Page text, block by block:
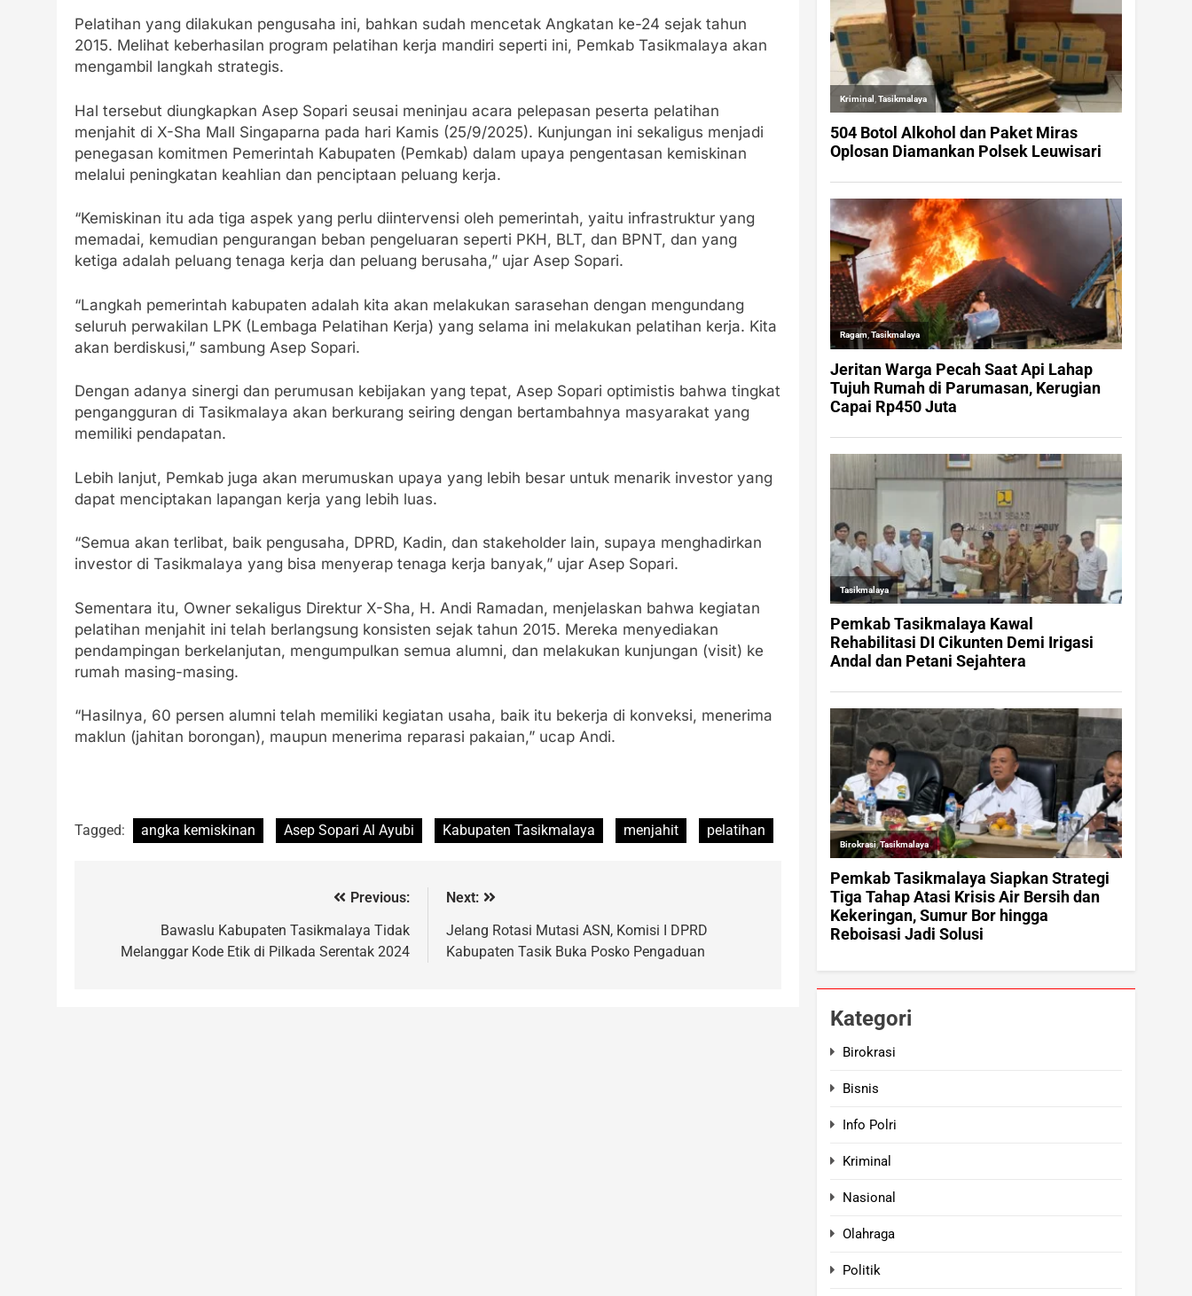
Pelatihan yang dilakukan pengusaha ini, bahkan sudah mencetak Angkatan ke-24 sejak tahun
2015. Melihat keberhasilan program pelatihan kerja mandiri seperti ini, Pemkab Tasikmalaya akan
mengambil langkah strategis.
Hal tersebut diungkapkan Asep Sopari seusai meninjau acara pelepasan peserta pelatihan
menjahit di X-Sha Mall Singaparna pada hari Kamis (25/9/2025). Kunjungan ini sekaligus menjadi
penegasan komitmen Pemerintah Kabupaten (Pemkab) dalam upaya pengentasan kemiskinan
melalui peningkatan keahlian dan penciptaan peluang kerja.
“Kemiskinan itu ada tiga aspek yang perlu diintervensi oleh pemerintah, yaitu infrastruktur yang
memadai, kemudian pengurangan beban pengeluaran seperti PKH, BLT, dan BPNT, dan yang
ketiga adalah peluang tenaga kerja dan peluang berusaha,” ujar Asep Sopari.
“Langkah pemerintah kabupaten adalah kita akan melakukan sarasehan dengan mengundang
seluruh perwakilan LPK (Lembaga Pelatihan Kerja) yang selama ini melakukan pelatihan kerja. Kita
akan berdiskusi,” sambung Asep Sopari.
Dengan adanya sinergi dan perumusan kebijakan yang tepat, Asep Sopari optimistis bahwa tingkat
pengangguran di Tasikmalaya akan berkurang seiring dengan bertambahnya masyarakat yang
memiliki pendapatan.
Lebih lanjut, Pemkab juga akan merumuskan upaya yang lebih besar untuk menarik investor yang
dapat menciptakan lapangan kerja yang lebih luas.
“Semua akan terlibat, baik pengusaha, DPRD, Kadin, dan stakeholder lain, supaya menghadirkan
investor di Tasikmalaya yang bisa menyerap tenaga kerja banyak,” ujar Asep Sopari.
Sementara itu, Owner sekaligus Direktur X-Sha, H. Andi Ramadan, menjelaskan bahwa kegiatan
pelatihan menjahit ini telah berlangsung konsisten sejak tahun 2015. Mereka menyediakan
pendampingan berkelanjutan, mengumpulkan semua alumni, dan melakukan kunjungan (visit) ke
rumah masing-masing.
“Hasilnya, 60 persen alumni telah memiliki kegiatan usaha, baik itu bekerja di konveksi, menerima
maklun (jahitan borongan), maupun menerima reparasi pakaian,” ucap Andi.
Tagged: angka kemiskinan Asep Sopari Al Ayubi Kabupaten Tasikmalaya menjahit pelatihan
Previous:
Bawaslu Kabupaten Tasikmalaya Tidak
Melanggar Kode Etik di Pilkada Serentak 2024
Next:
Jelang Rotasi Mutasi ASN, Komisi I DPRD
Kabupaten Tasik Buka Posko Pengaduan
Kategori
Birokrasi
Bisnis
Info Polri
Kriminal
Nasional
Olahraga
Politik